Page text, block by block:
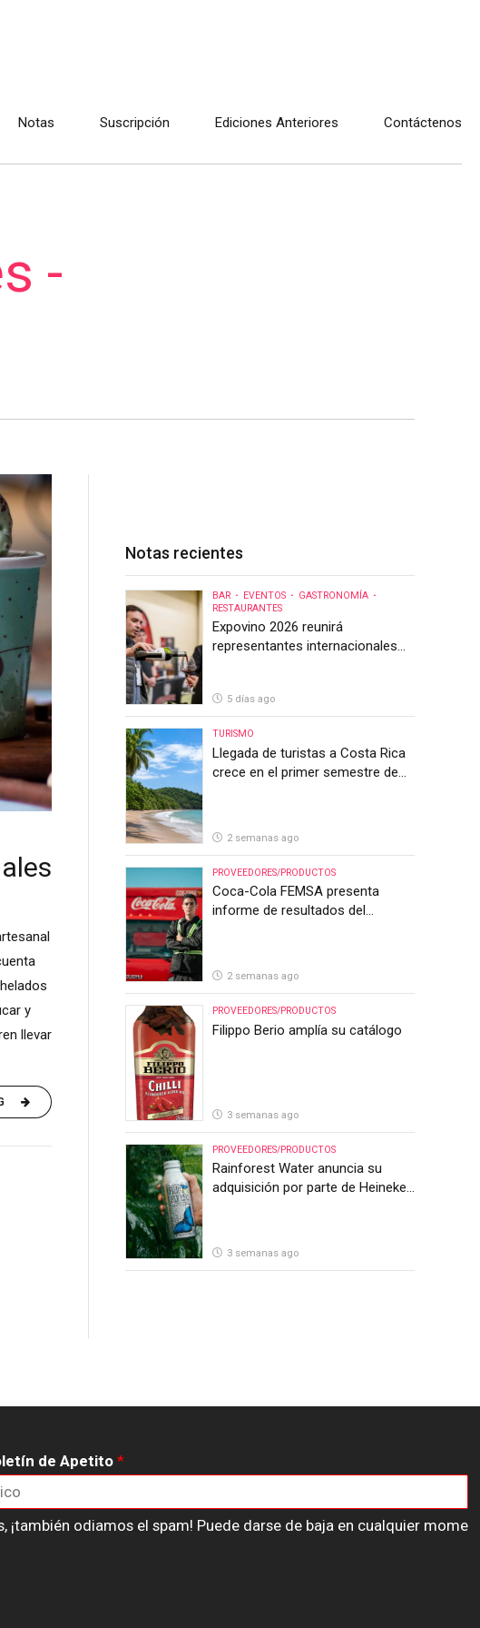
Notas Suscripción Ediciones Anteriores Contáctenos
-
y
llevar
Notas recientes
BAR EVENTOS
GASTRONOMÍA
RESTAURANTES
Expovino 2026 reunirá
representantes internacionales
5 días ago
TURISMO
Llegada de turistas a Costa Rica
crece en el primer semestre de
2 semanas ago
PROVEEDORES/PRODUCTOS
Coca-Cola FEMSA presenta
informe de resultados del
2 semanas ago
PROVEEDORES/PRODUCTOS
Filippo Berio amplía su catálogo
3 semanas ago
PROVEEDORES/PRODUCTOS
Rainforest Water anuncia su
adquisición por parte de Heineken
3 semanas ago
de Apetito*
¡también odiamos el spam! Puede darse de baja en cualquier mome